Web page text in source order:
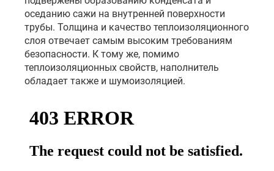
оседанию сажи на внутренней поверхности
трубы. Толщина и качество теплоизоляционного
слоя отвечает самым высоким требованиям
безопасности. К тому же, помимо
теплоизоляционных свойств, наполнитель
обладает также и шумоизоляцией.